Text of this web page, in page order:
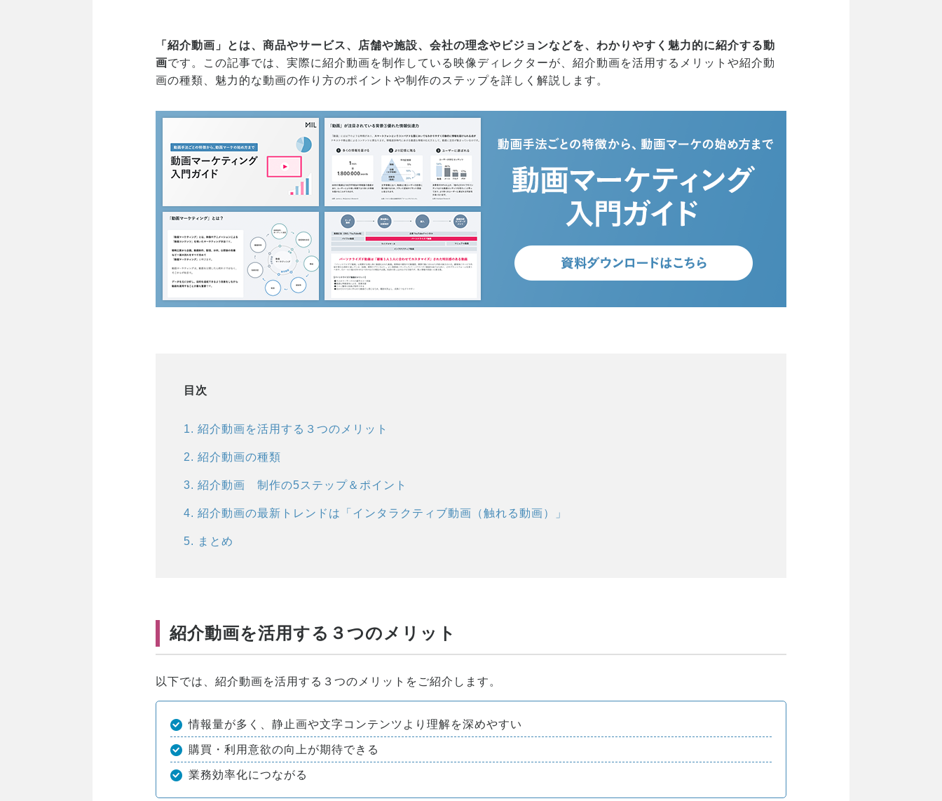
「紹介動画」とは、商品やサービス、店舗や施設、会社の理念やビジョンなどを、わかりやすく魅力的に紹介する動
画です。この記事では、実際に紹介動画を制作している映像ディレクターが、紹介動画を活用するメリットや紹介動
画の種類、魅力的な動画の作り方のポイントや制作のステップを詳しく解説します。
目次
1. 紹介動画を活用する３つのメリット
2. 紹介動画の種類
3. 紹介動画 制作の5ステップ＆ポイント
4. 紹介動画の最新トレンドは「インタラクティブ動画（触れる動画）」
5. まとめ
紹介動画を活用する３つのメリット
以下では、紹介動画を活用する３つのメリットをご紹介します。
情報量が多く、静止画や文字コンテンツより理解を深めやすい
購買・利用意欲の向上が期待できる
業務効率化につながる